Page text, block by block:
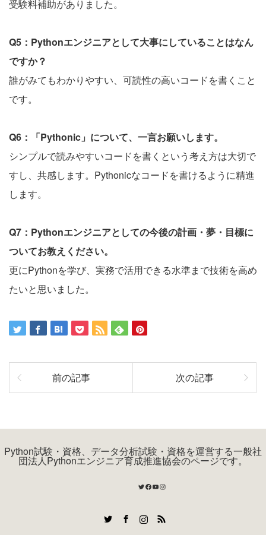
受験料補助がありました。
Q5：Pythonエンジニアとして大事にしていることはなん
ですか？
誰がみてもわかりやすい、可読性の高いコードを書くこと
です。
Q6：「Pythonic」について、一言お願いします。
シンプルで読みやすいコードを書くという考え方は大切で
すし、共感します。Pythonicなコードを書けるように精進
します。
Q7：Pythonエンジニアとしての今後の計画・夢・目標に
ついてお教えください。
更にPythonを学び、実務で活用できる水準まで技術を高め
たいと思いました。
前の記事 次の記事
Python試験・資格、データ分析試験・資格を運営する一般社
団法人Pythonエンジニア育成推進協会のページです。
Twitter
Facebook
YouTube
Instagram
RSS